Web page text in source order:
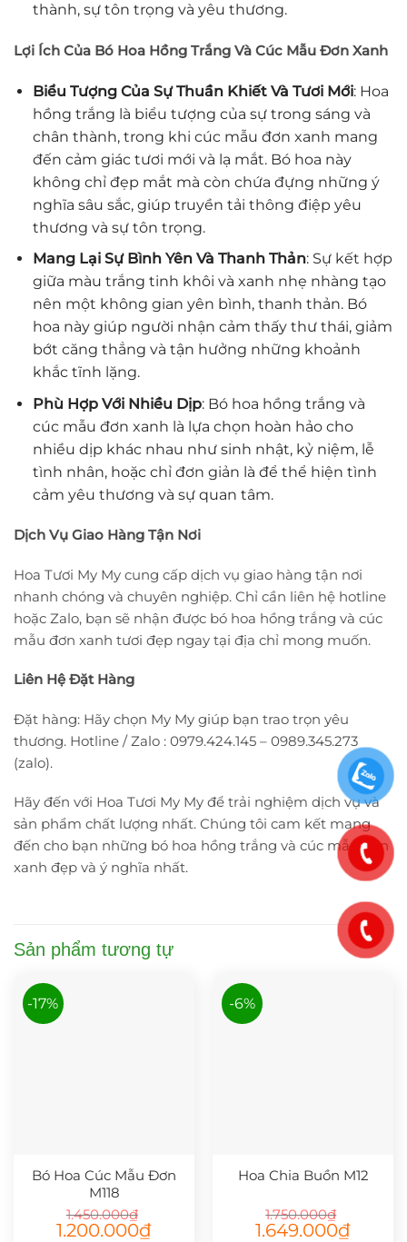
thành, sự tôn trọng và yêu thương.
Lợi Ích Của Bó Hoa Hồng Trắng Và Cúc Mẫu Đơn Xanh
Biểu Tượng Của Sự Thuần Khiết Và Tươi Mới: Hoa
hồng trắng là biểu tượng của sự trong sáng và
chân thành, trong khi cúc mẫu đơn xanh mang
đến cảm giác tươi mới và lạ mắt. Bó hoa này
không chỉ đẹp mắt mà còn chứa đựng những ý
nghĩa sâu sắc, giúp truyền tải thông điệp yêu
thương và sự tôn trọng.
Mang Lại Sự Bình Yên Và Thanh Thản: Sự kết hợp
giữa màu trắng tinh khôi và xanh nhẹ nhàng tạo
nên một không gian yên bình, thanh thản. Bó
hoa này giúp người nhận cảm thấy thư thái, giảm
bớt căng thẳng và tận hưởng những khoảnh
khắc tĩnh lặng.
Phù Hợp Với Nhiều Dịp: Bó hoa hồng trắng và
cúc mẫu đơn xanh là lựa chọn hoàn hảo cho
nhiều dịp khác nhau như sinh nhật, kỷ niệm, lễ
tình nhân, hoặc chỉ đơn giản là để thể hiện tình
cảm yêu thương và sự quan tâm.
Dịch Vụ Giao Hàng Tận Nơi
Hoa Tươi My My cung cấp dịch vụ giao hàng tận nơi
nhanh chóng và chuyên nghiệp. Chỉ cần liên hệ hotline
hoặc Zalo, bạn sẽ nhận được bó hoa hồng trắng và cúc
mẫu đơn xanh tươi đẹp ngay tại địa chỉ mong muốn.
Liên Hệ Đặt Hàng
Đặt hàng: Hãy chọn My My giúp bạn trao trọn yêu
thương. Hotline / Zalo : 0979.424.145 – 0989.345.273
(zalo).
Hãy đến với Hoa Tươi My My để trải nghiệm dịch vụ và
sản phẩm chất lượng nhất. Chúng tôi cam kết mang
đến cho bạn những bó hoa hồng trắng và cúc mẫu đơn
xanh đẹp và ý nghĩa nhất.
Sản phẩm tương tự
-17%
Bó Hoa Cúc Mẫu Đơn
M118
1.450.000₫
Giá
gốc
1.200.000₫Giá
-6%
Hoa Chia Buồn M12
1.750.000₫
Giá
gốc
1.649.000₫Giá